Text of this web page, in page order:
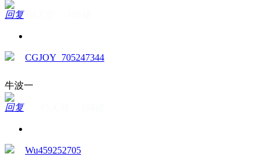
回复
CGJOY_705247344
牛波一
回复
Wu459252705